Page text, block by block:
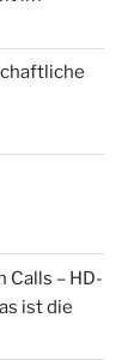
– HD-
ist die